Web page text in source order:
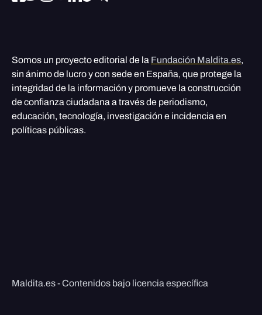
Somos un proyecto editorial de la Fundación Maldita.es,
sin ánimo de lucro y con sede en España, que protege la
integridad de la información y promueve la construcción
de confianza ciudadana a través de periodismo,
educación, tecnología, investigación e incidencia en
políticas públicas.
Maldita.es - Contenidos bajo licencia específica